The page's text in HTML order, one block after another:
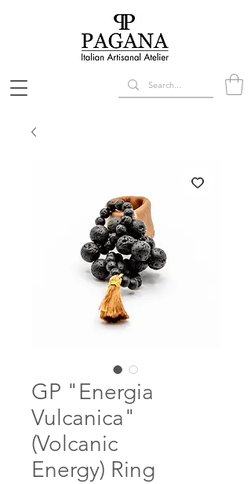
GP "Energia
Vulcanica"
(Volcanic
Energy) Ring